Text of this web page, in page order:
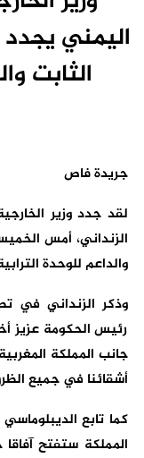
اليمني
الثابت
جريدة فاص
لقد جدد وزير
الزنداني، أمس
والداعم للوحدة
وذكر الزنداني في
رئيس الحكومة عزيز
جانب المملكة
أشقائنا في جميع
كما تابع
المملكة ستفتح